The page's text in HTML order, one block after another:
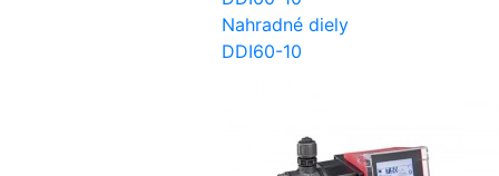
Nahradné diely
DDI60-10